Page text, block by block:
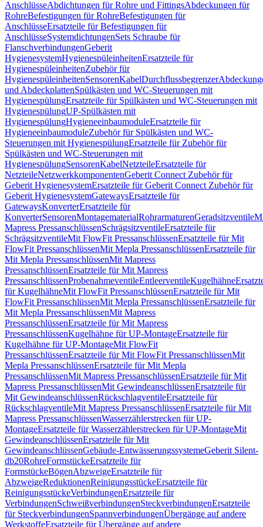
AnschlüsseAbdichtungen für Rohre und FittingsAbdeckungen für
RohreBefestigungen für RohreBefestigungen für
AnschlüsseErsatzteile für Befestigungen für
AnschlüsseSystemdichtungenSets Schraube für
FlanschverbindungenGeberit
HygienesystemHygienespüleinheitenErsatzteile für
HygienespüleinheitenZubehör für
HygienespüleinheitenSensorenKabelDurchflussbegrenzer
und AbdeckplattenSpülkästen und WC-Steuerungen mit
HygienespülungErsatzteile für Spülkästen und WC-Steuerungen mit
HygienespülungUP-Spülkästen mit
HygienespülungHygieneeinbaumoduleErsatzteile für
HygieneeinbaumoduleZubehör für Spülkästen und WC-
Steuerungen mit HygienespülungErsatzteile für Zubehör für
Spülkästen und WC-Steuerungen mit
HygienespülungSensorenKabelNetzteileErsatzteile für
NetzteileNetzwerkkomponentenGeberit Connect Zubehör für
Geberit HygienesystemErsatzteile für Geberit Connect Zubehör für
Geberit HygienesystemGatewaysErsatzteile für
GatewaysKonverterErsatzteile für
KonverterSensorenMontagematerialRohrarmaturenGeradsitzventile
Mapress PressanschlüssenSchrägsitzventileErsatzteile für
SchrägsitzventileMit FlowFit PressanschlüssenErsatzteile für Mit
FlowFit PressanschlüssenMit Mepla PressanschlüssenErsatzteile für
Mit Mepla PressanschlüssenMit Mapress
PressanschlüssenErsatzteile für Mit Mapress
PressanschlüssenProbenahmeventileEntleerventileKugelhähne
für KugelhähneMit FlowFit PressanschlüssenErsatzteile für Mit
FlowFit PressanschlüssenMit Mepla PressanschlüssenErsatzteile für
Mit Mepla PressanschlüssenMit Mapress
PressanschlüssenErsatzteile für Mit Mapress
PressanschlüssenKugelhähne für UP-MontageErsatzteile für
Kugelhähne für UP-MontageMit FlowFit
PressanschlüssenErsatzteile für Mit FlowFit PressanschlüssenMit
Mepla PressanschlüssenErsatzteile für Mit Mepla
PressanschlüssenMit Mapress PressanschlüssenErsatzteile für Mit
Mapress PressanschlüssenMit GewindeanschlüssenErsatzteile für
Mit GewindeanschlüssenRückschlagventileErsatzteile für
RückschlagventileMit Mapress PressanschlüssenErsatzteile für Mit
Mapress PressanschlüssenWasserzählerstrecken für UP-
MontageErsatzteile für Wasserzählerstrecken für UP-MontageMit
GewindeanschlüssenErsatzteile für Mit
GewindeanschlüssenGebäude-EntwässerungssystemeGeberit Silent-
db20RohreFormstückeErsatzteile für
FormstückeBögenAbzweigeErsatzteile für
AbzweigeReduktionenReinigungsstückeErsatzteile für
ReinigungsstückeVerbindungenErsatzteile für
VerbindungenSchweißverbindungenSteckverbindungenErsatzteile
für SteckverbindungenSpannverbindungenÜbergänge auf andere
WerkstoffeErsatzteile für Übergänge auf andere